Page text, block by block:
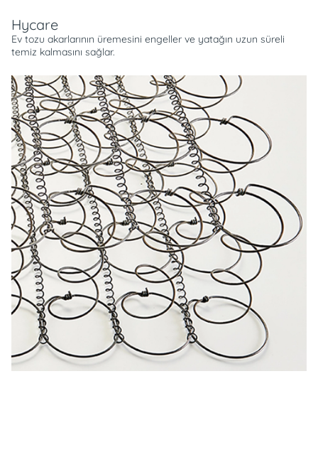
Hycare
Ev tozu akarlarının üremesini engeller ve yatağın uzun süreli
temiz kalmasını sağlar.